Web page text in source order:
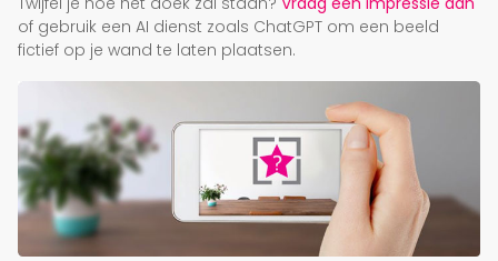
of gebruik een AI dienst zoals ChatGPT om een beeld
fictief op je wand te laten plaatsen.